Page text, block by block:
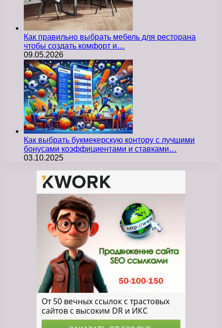
Как правильно выбрать мебель для ресторана
чтобы создать комфорт и…
09.05.2026
Как выбрать букмекерскую контору с лучшими
бонусами коэффициентами и ставками…
03.10.2025